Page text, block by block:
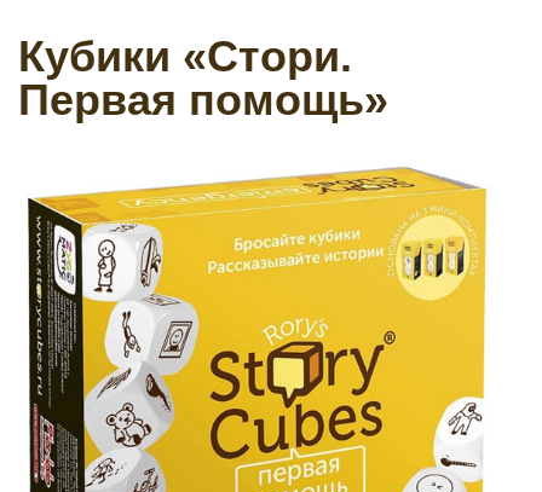
Кубики «Стори.
Первая помощь»